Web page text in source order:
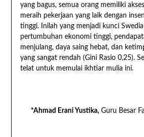
yang bagus, semua orang memiliki
meraih pekerjaan yang laik dengan
tinggi. Inilah yang menjadi kunci
pertumbuhan ekonomi tinggi,
menjulang, daya saing hebat, dan
yang sangat rendah (Gini Rasio 0,25).
telat untuk memulai ikhtiar mulia ini.
*Ahmad Erani Yustika, Guru Besar